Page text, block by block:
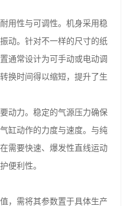
性与可调性。机身采用稳
动。针对不一样的尺寸的纸
通常设计为可手动或电动调
换时间得以缩短，提升了生
力。稳定的气源压力确保
缸动作的力度与速度。与纯
需要快速、爆发性直线运动
便利性。
需将其参数置于具体生产